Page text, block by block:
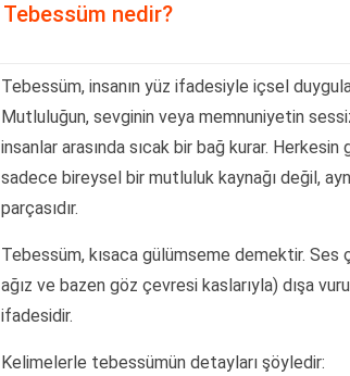
Tebessüm nedir?
Tebessüm, insanın yüz ifadesiyle içsel
Mutluluğun, sevginin veya memnuniyetin
insanlar arasında sıcak bir bağ kurar.
sadece bireysel bir mutluluk kaynağı değil,
parçasıdır.
Tebessüm, kısaca gülümseme demektir. Ses
ağız ve bazen göz çevresi kaslarıyla) dışa
ifadesidir.
Kelimelerle tebessümün detayları şöyledir: